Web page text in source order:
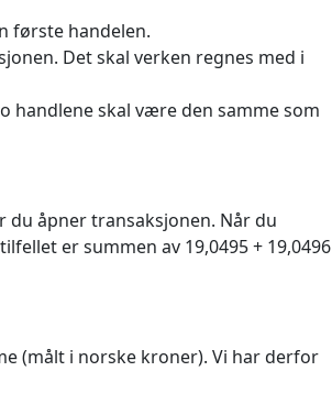
første handelen.
Det skal verken regnes med i
handlene skal være den samme som
du åpner transaksjonen. Når du
er summen av 19,0495 + 19,0496
(målt i norske kroner). Vi har derfor